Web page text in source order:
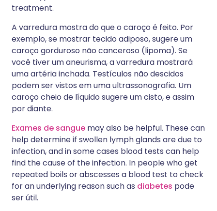
treatment.
A varredura mostra do que o caroço é feito. Por
exemplo, se mostrar tecido adiposo, sugere um
caroço gorduroso não canceroso (lipoma). Se
você tiver um aneurisma, a varredura mostrará
uma artéria inchada. Testículos não descidos
podem ser vistos em uma ultrassonografia. Um
caroço cheio de líquido sugere um cisto, e assim
por diante.
Exames de sangue may also be helpful. These can
help determine if swollen lymph glands are due to
infection, and in some cases blood tests can help
find the cause of the infection. In people who get
repeated boils or abscesses a blood test to check
for an underlying reason such as diabetes pode
ser útil.